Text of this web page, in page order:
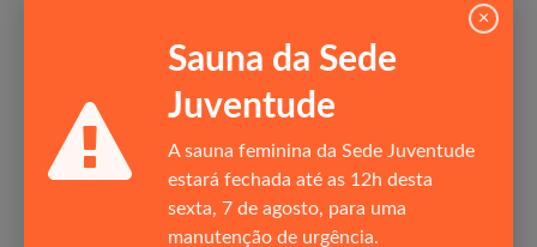
×
Sauna da Sede
Juventude
A sauna feminina da Sede Juventude
estará fechada até as 12h desta
sexta, 7 de agosto, para uma
manutenção de urgência.
Mercado Livre de Energia
Proteção de Dados
Responsabilidade Social
Horários de Funcionamento
Oportunidades de carreira